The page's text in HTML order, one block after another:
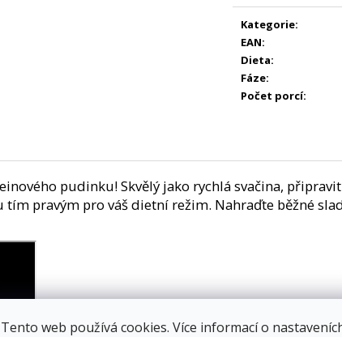
Tento web používá cookies. Více informací o
Kategorie:
EAN:
Dieta:
Fáze:
Počet porcí:
pudinku! Skvělý jako rychlá svačina,
pravým pro váš dietní režim. Nahraďte běžné